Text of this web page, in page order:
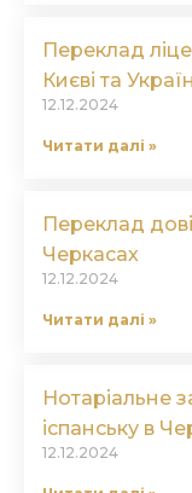
Переклад
Києві та
12.12.2024
Читати далі »
Переклад
Черкасах
12.12.2024
Читати далі »
Нотаріальне
іспанську в
12.12.2024